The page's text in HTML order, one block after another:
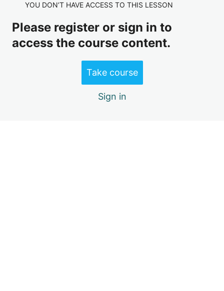
Chuyên đề 3: Công cụ, kỹ thuật kiểm
toán và phương pháp kiểm toán
1 lesson
Chuyên đề 5: Kỹ thuật và Phương
pháp viết báo cáo kiểm toán nội bộ
YOU DON’T HAVE ACCESS TO THIS LESSON
Please register or sign in to
access the course content.
Take course
Sign in